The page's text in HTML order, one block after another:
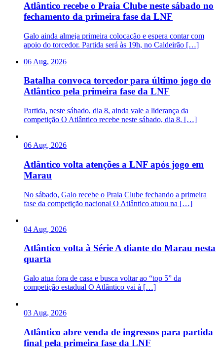
Atlântico recebe o Praia Clube neste sábado no
fechamento da primeira fase da LNF
Galo ainda almeja primeira colocação e espera contar com
apoio do torcedor. Partida será às 19h, no Caldeirão […]
06 Aug, 2026
Batalha convoca torcedor para último jogo do
Atlântico pela primeira fase da LNF
Partida, neste sábado, dia 8, ainda vale a liderança da
competição O Atlântico recebe neste sábado, dia 8, […]
06 Aug, 2026
Atlântico volta atenções a LNF após jogo em
Marau
No sábado, Galo recebe o Praia Clube fechando a primeira
fase da competição nacional O Atlântico atuou na […]
04 Aug, 2026
Atlântico volta à Série A diante do Marau nesta
quarta
Galo atua fora de casa e busca voltar ao “top 5” da
competição estadual O Atlântico vai à […]
03 Aug, 2026
Atlântico abre venda de ingressos para partida
final pela primeira fase da LNF